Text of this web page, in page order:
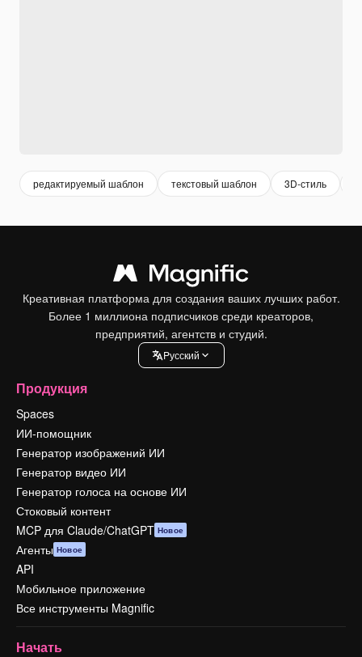
редактируемый шаблон текстовый шаблон 3D-стиль
Креативная платформа для создания ваших лучших работ.
Более 1 миллиона подписчиков среди креаторов,
предприятий, агентств и студий.
Pусский
Продукция
Spaces
ИИ-помощник
Генератор изображений ИИ
Генератор видео ИИ
Генератор голоса на основе ИИ
Стоковый контент
MCP для Claude/ChatGPT Новое
Агенты Новое
API
Мобильное приложение
Все инструменты Magnific
Начать